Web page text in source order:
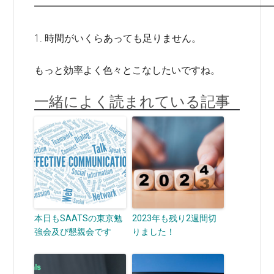
1. 時間がいくらあっても足りません。
もっと効率よく色々とこなしたいですね。
一緒によく読まれている記事
本日もSAATSの東京勉
強会及び懇親会です
2023年も残り2週間切
りました！